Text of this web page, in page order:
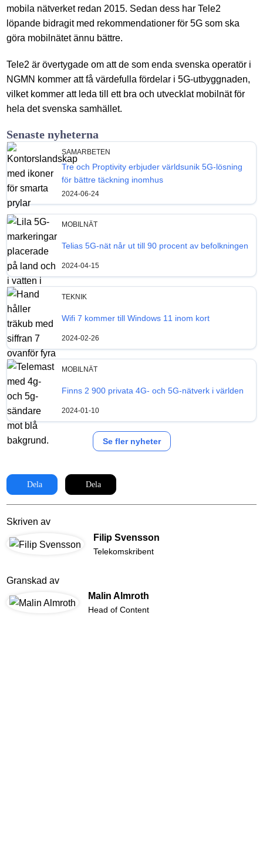
mobila nätverket redan 2015. Sedan dess har Tele2
löpande bidragit med rekommendationer för 5G som ska
göra mobilnätet ännu bättre.
Tele2 är övertygade om att de som enda svenska operatör i
NGMN kommer att få värdefulla fördelar i 5G-utbyggnaden,
vilket kommer att leda till ett bra och utvecklat mobilnät för
hela det svenska samhället.
Senaste nyheterna
SAMARBETEN
Tre och Proptivity erbjuder världsunik 5G-lösning
för bättre täckning inomhus
2024-06-24
MOBILNÄT
Telias 5G-nät når ut till 90 procent av befolkningen
2024-04-15
TEKNIK
Wifi 7 kommer till Windows 11 inom kort
2024-02-26
MOBILNÄT
Finns 2 900 privata 4G- och 5G-nätverk i världen
2024-01-10
Se fler nyheter
Dela Dela
Skriven av
Filip Svensson
Telekomskribent
Granskad av
Malin Almroth
Head of Content